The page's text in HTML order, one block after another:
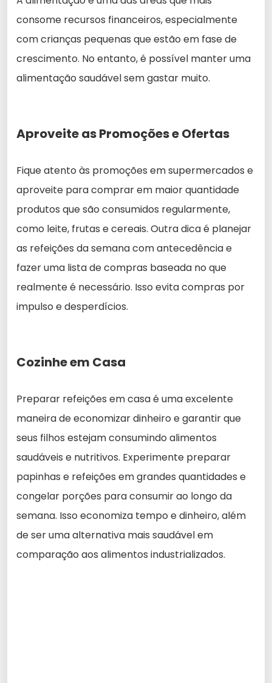
consome recursos financeiros, especialmente
com crianças pequenas que estão em fase de
crescimento. No entanto, é possível manter uma
alimentação saudável sem gastar muito.
Aproveite as Promoções e Ofertas
Fique atento às promoções em supermercados e
aproveite para comprar em maior quantidade
produtos que são consumidos regularmente,
como leite, frutas e cereais. Outra dica é planejar
as refeições da semana com antecedência e
fazer uma lista de compras baseada no que
realmente é necessário. Isso evita compras por
impulso e desperdícios.
Cozinhe em Casa
Preparar refeições em casa é uma excelente
maneira de economizar dinheiro e garantir que
seus filhos estejam consumindo alimentos
saudáveis e nutritivos. Experimente preparar
papinhas e refeições em grandes quantidades e
congelar porções para consumir ao longo da
semana. Isso economiza tempo e dinheiro, além
de ser uma alternativa mais saudável em
comparação aos alimentos industrializados.